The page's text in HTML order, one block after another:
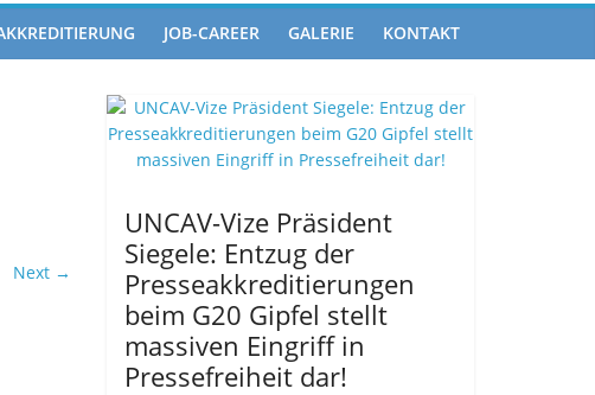
KONTAKT
GALERIE
JOB-CAREER
Next →
UNCAV-Vize Präsident
Siegele: Entzug der
Presseakkreditierungen
beim G20 Gipfel stellt
massiven Eingriff in
Pressefreiheit dar!